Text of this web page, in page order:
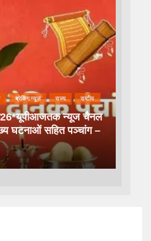
ब्रेकिंग न्यूज़ राज्य राष्टीय
न्यूज चैनल
घटनाओं सहित पञ्चांग –